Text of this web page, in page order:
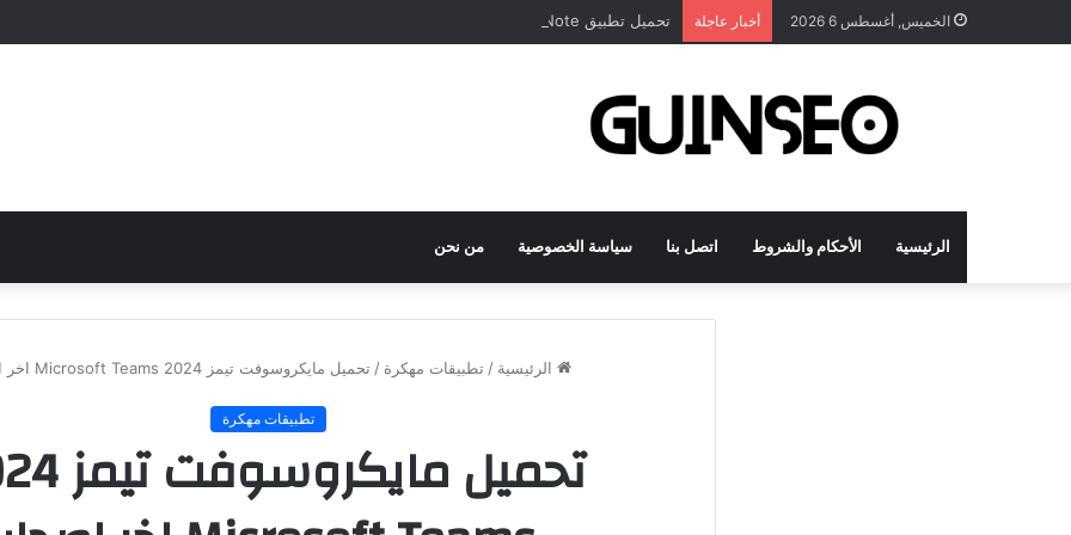
الخميس, أغسطس 6 2026 أخبار عاجلة تحميل تطبيق DrawNote مهكر 2026 النسخة المدفوعة للأندرويد مجاناً
الرئيسية الأحكام والشروط اتصل بنا سياسة الخصوصية من نحن
الرئيسية / تطبيقات مهكرة / تحميل مايكروسوفت تيمز 2024 Microsoft Teams اخر اصدار
تطبيقات مهكرة
تحميل